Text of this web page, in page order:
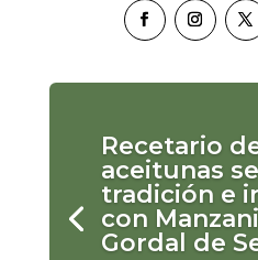
Recetario
aceitunas
tradición e
con
Gordal de